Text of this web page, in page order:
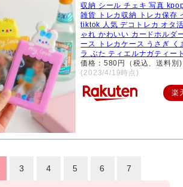
収納 シール チェキ 写真
雑貨 トレカ収納 トレカ保存
tiktok 人気 デコトレカ オタ
ゃれ かわいい カードホルダ
ース トレカケース うさぎ く
ラ ぶた ティエルナガティー
価格：580円（税込、送料別)
(2023/4/19時点)
楽
3 4 5 6 7